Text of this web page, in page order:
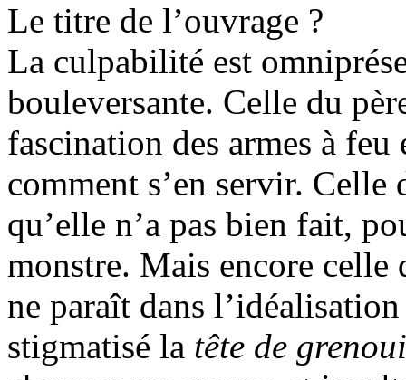
Le titre de l’ouvrage ?
La culpabilité est
bouleversante. Celle du
fascination des armes à
comment s’en servir. Celle
qu’elle n’a pas bien fait,
monstre. Mais encore celle
ne paraît dans
stigmatisé la tête de